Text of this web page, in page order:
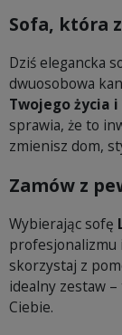
Sofa, która
Dziś elegancka
dwuosobowa
Twojego życia
sprawia, że to
zmienisz dom,
Zamów z
Wybierając sofę
profesjonalizmu
skorzystaj z
idealny zestaw –
Ciebie.